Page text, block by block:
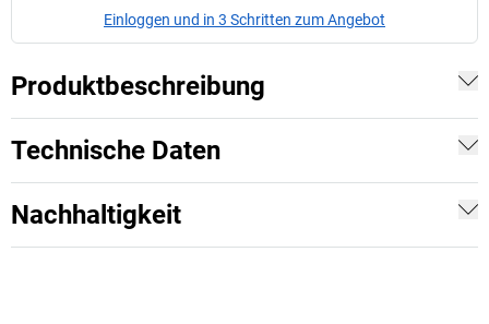
Einloggen und in 3 Schritten zum Angebot
Produktbeschreibung
Technische Daten
Nachhaltigkeit